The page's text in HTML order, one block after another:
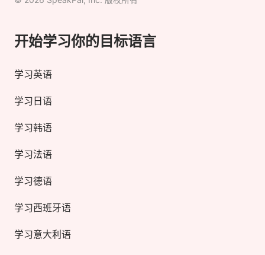
开始学习你的目标语言
学习英语
学习日语
学习韩语
学习法语
学习德语
学习西班牙语
学习意大利语